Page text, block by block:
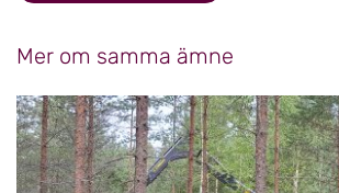
Mer om samma ämne